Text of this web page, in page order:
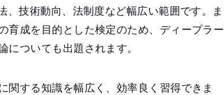
技術動向、法制度など幅広い範囲です。ま
育成を目的とした検定のため、ディープラー
ついても出題されます。
関する知識を幅広く、効率良く習得できま